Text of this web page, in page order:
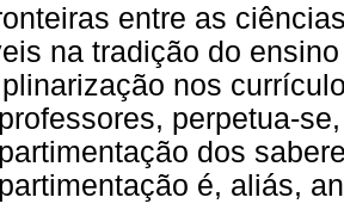
entre as
na tradição do
nos
perpetua-
dos
é, aliás,